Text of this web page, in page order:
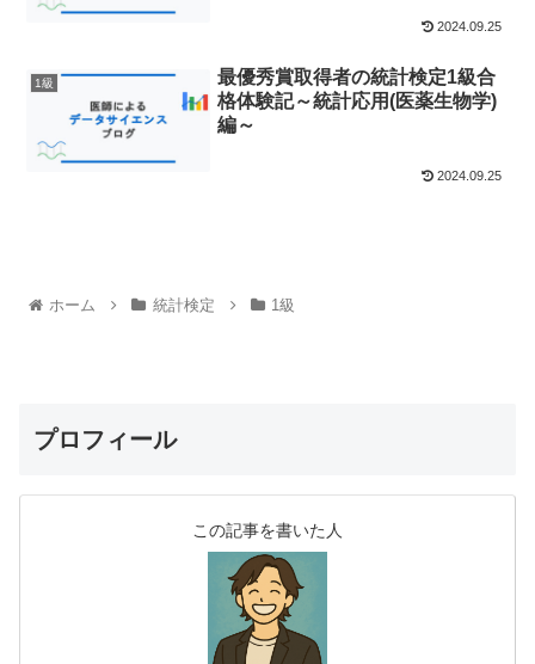
2024.09.25
1級
最優秀賞取得者の統計検定1級合
格体験記～統計応用(医薬生物学)
編～
2024.09.25
ホーム 統計検定 1級
プロフィール
この記事を書いた人